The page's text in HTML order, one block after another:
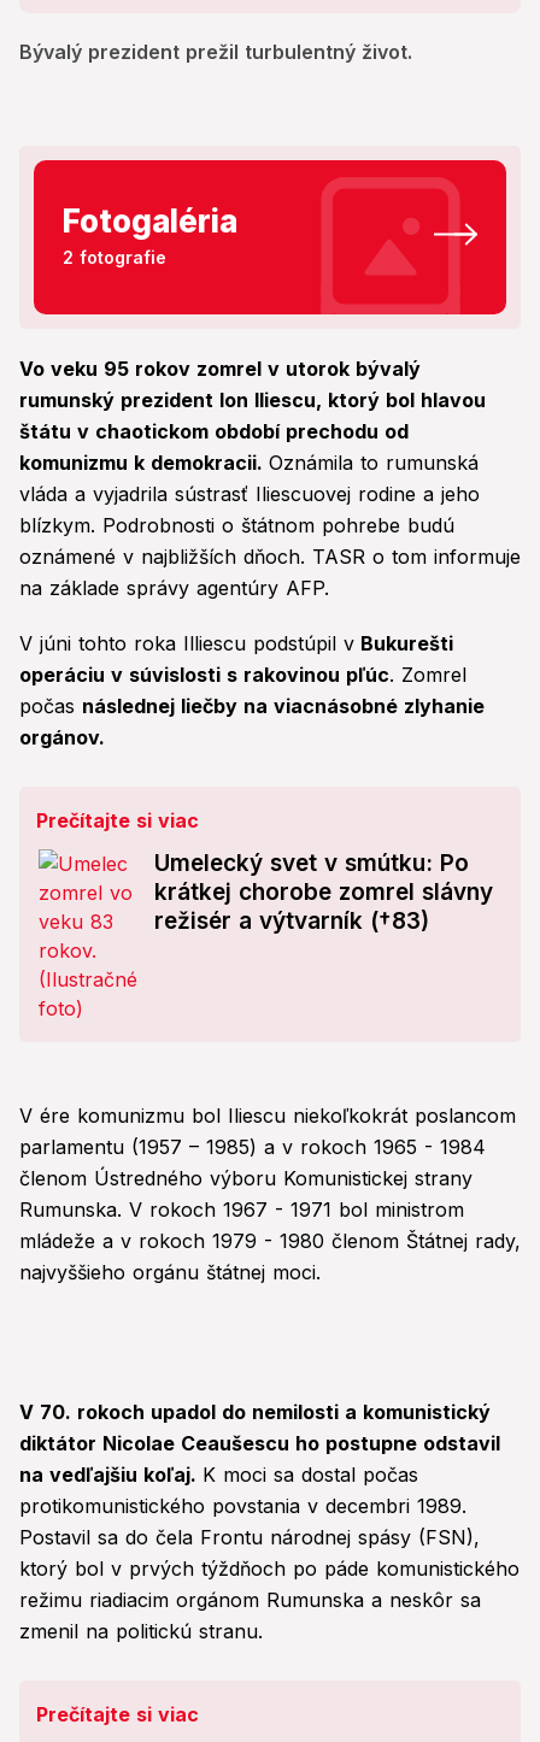
Bývalý prezident prežil turbulentný život.
Fotogaléria
2 fotografie
Vo veku 95 rokov zomrel v utorok bývalý
rumunský prezident Ion Iliescu, ktorý bol hlavou
štátu v chaotickom období prechodu od
komunizmu k demokracii. Oznámila to rumunská
vláda a vyjadrila sústrasť Iliescuovej rodine a jeho
blízkym. Podrobnosti o štátnom pohrebe budú
oznámené v najbližších dňoch. TASR o tom informuje
na základe správy agentúry AFP.
V júni tohto roka Illiescu podstúpil v Bukurešti
operáciu v súvislosti s rakovinou pľúc. Zomrel
počas následnej liečby na viacnásobné zlyhanie
orgánov.
Prečítajte si viac
Umelecký svet v smútku: Po
krátkej chorobe zomrel slávny
režisér a výtvarník (†83)
V ére komunizmu bol Iliescu niekoľkokrát poslancom
parlamentu (1957 – 1985) a v rokoch 1965 - 1984
členom Ústredného výboru Komunistickej strany
Rumunska. V rokoch 1967 - 1971 bol ministrom
mládeže a v rokoch 1979 - 1980 členom Štátnej rady,
najvyššieho orgánu štátnej moci.
V 70. rokoch upadol do nemilosti a komunistický
diktátor Nicolae Ceaušescu ho postupne odstavil
na vedľajšiu koľaj. K moci sa dostal počas
protikomunistického povstania v decembri 1989.
Postavil sa do čela Frontu národnej spásy (FSN),
ktorý bol v prvých týždňoch po páde komunistického
režimu riadiacim orgánom Rumunska a neskôr sa
zmenil na politickú stranu.
Prečítajte si viac